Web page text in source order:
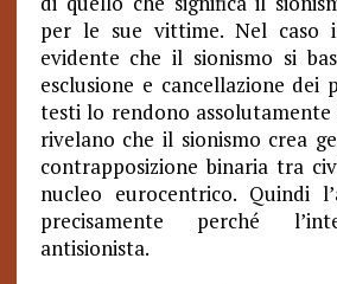
per le sue vittime. Nel caso
evidente che il sionismo si
esclusione e cancellazione dei
testi lo rendono
rivelano che il sionismo crea
contrapposizione binaria tra
nucleo eurocentrico. Quindi
precisamente perché
antisionista.